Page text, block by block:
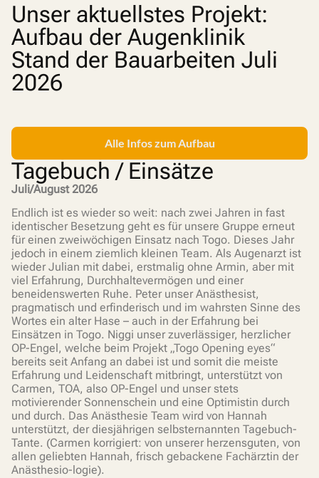
Unser aktuellstes Projekt:
Aufbau der Augenklinik
Stand der Bauarbeiten Juli
2026
Alle Infos zum Aufbau
Tagebuch / Einsätze
Juli/August 2026
Endlich ist es wieder so weit: nach zwei Jahren in fast
identischer Besetzung geht es für unsere Gruppe erneut
für einen zweiwöchigen Einsatz nach Togo. Dieses Jahr
jedoch in einem ziemlich kleinen Team. Als Augenarzt ist
wieder Julian mit dabei, erstmalig ohne Armin, aber mit
viel Erfahrung, Durchhaltevermögen und einer
beneidenswerten Ruhe. Peter unser Anästhesist,
pragmatisch und erfinderisch und im wahrsten Sinne des
Wortes ein alter Hase – auch in der Erfahrung bei
Einsätzen in Togo. Niggi unser zuverlässiger, herzlicher
OP-Engel, welche beim Projekt „Togo Opening eyes“
bereits seit Anfang an dabei ist und somit die meiste
Erfahrung und Leidenschaft mitbringt, unterstützt von
Carmen, TOA, also OP-Engel und unser stets
motivierender Sonnenschein und eine Optimistin durch
und durch. Das Anästhesie Team wird von Hannah
unterstützt, der diesjährigen selbsternannten Tagebuch-
Tante. (Carmen korrigiert: von unserer herzensguten, von
allen geliebten Hannah, frisch gebackene Fachärztin der
Anästhesio-logie).